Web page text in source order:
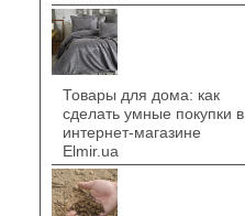
Товары для дома: как
сделать умные покупки в
интернет-магазине
Elmir.ua